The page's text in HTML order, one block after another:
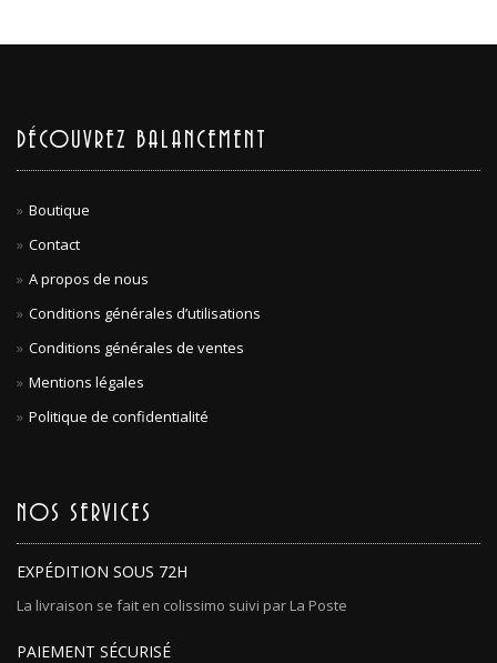
DÉCOUVREZ BALANCEMENT
Boutique
Contact
A propos de nous
Conditions générales d’utilisations
Conditions générales de ventes
Mentions légales
Politique de confidentialité
NOS SERVICES
EXPÉDITION SOUS 72H
La livraison se fait en colissimo suivi par La Poste
PAIEMENT SÉCURISÉ